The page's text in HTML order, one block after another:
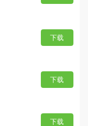
下载
下载
下载